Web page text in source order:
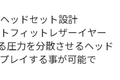
ッドセット設計
フィットレザーイヤー
圧力を分散させるヘッド
レイする事が可能で